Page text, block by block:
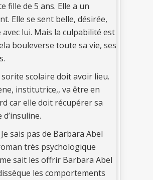
fille de 5 ans. Elle a un
Elle se sent belle, désirée,
avec lui. Mais la culpabilité est
bouleverse toute sa vie, ses
sorite scolaire doit avoir lieu.
institutrice,, va être en
car elle doit récupérer sa
d’insuline.
sais pas de Barbara Abel
très psychologique
sait les offrir Barbara Abel
les comportements